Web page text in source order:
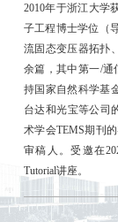
2010年于浙江大学
子工程博士学位（
流固态变压器拓扑
余篇，其中第一/通
持国家自然科学基
台达和光宝等公司
术学会TEMS期刊
审稿人。受邀在
Tutorial讲座。